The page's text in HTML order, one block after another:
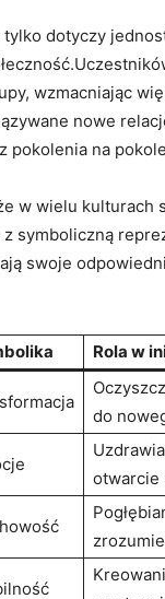
tylko dotyczy
wzmacniając
nowe
pokolenia na
w wielu kulturach
symboliczną
swoje
Rola w
do
otwarcie